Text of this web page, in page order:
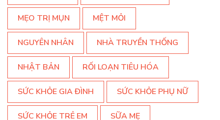
MẸO TRỊ MỤN MỆT MỎI
NGUYÊN NHÂN NHÀ TRUYỀN THỐNG
NHẬT BẢN RỐI LOẠN TIÊU HÓA
SỨC KHỎE GIA ĐÌNH SỨC KHỎE PHỤ NỮ
SỨC KHỎE TRẺ EM SỮA MẸ